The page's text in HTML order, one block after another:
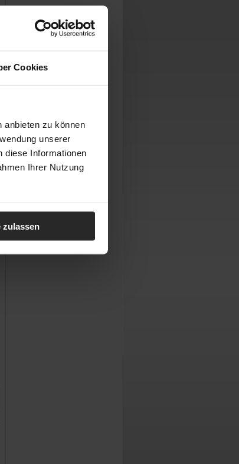
Cookies
anbieten zu können
unserer
diese Informationen
Ihrer Nutzung
zulassen